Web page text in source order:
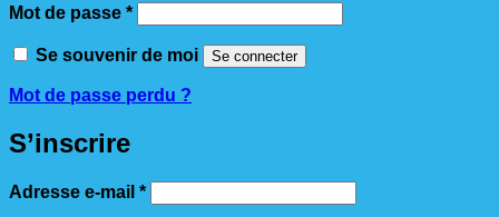
Mot de passe *Obligatoire
Se souvenir de moi Se connecter
Mot de passe perdu ?
S’inscrire
Adresse e-mail *Obligatoire